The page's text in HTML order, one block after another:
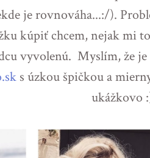
je rovnováha...:/).
kúpiť chcem, nejak mi
vyvolenú. Myslím, že
s úzkou špičkou a
ukážkovo